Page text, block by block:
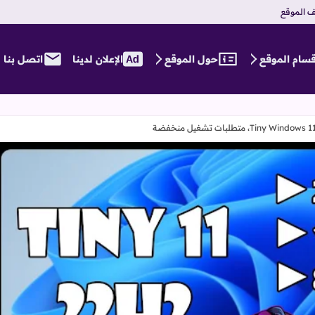
الموقع
الموقع حول الموقع الإعلان لدينا اتصل بنا